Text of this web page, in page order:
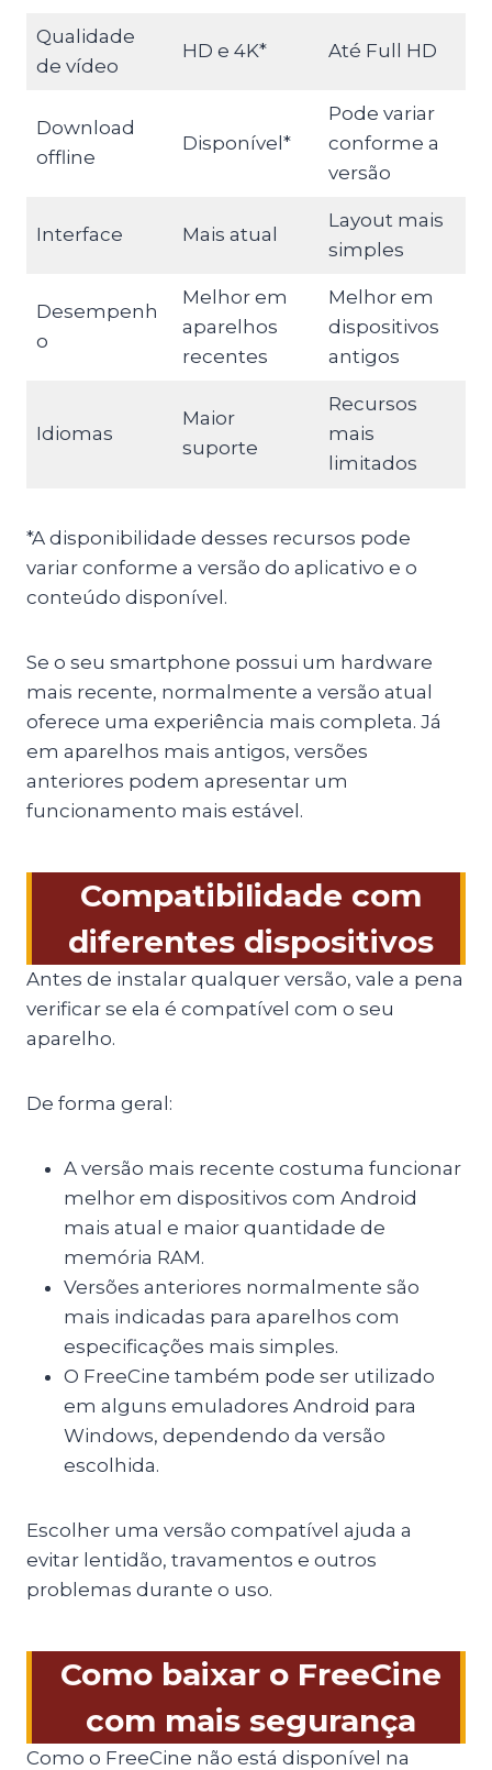
Qualidade
de vídeo
HD e 4K* Até Full HD
Download
offline
Disponível*
Pode variar
conforme a
versão
Interface Mais atual
Layout mais
simples
Desempenh
o
Melhor em
aparelhos
recentes
Melhor em
dispositivos
antigos
Idiomas
Maior
suporte
Recursos
mais
limitados
*A disponibilidade desses recursos pode
variar conforme a versão do aplicativo e o
conteúdo disponível.
Se o seu smartphone possui um hardware
mais recente, normalmente a versão atual
oferece uma experiência mais completa. Já
em aparelhos mais antigos, versões
anteriores podem apresentar um
funcionamento mais estável.
Compatibilidade com
diferentes dispositivos
Antes de instalar qualquer versão, vale a pena
verificar se ela é compatível com o seu
aparelho.
De forma geral:
A versão mais recente costuma funcionar
melhor em dispositivos com Android
mais atual e maior quantidade de
memória RAM.
Versões anteriores normalmente são
mais indicadas para aparelhos com
especificações mais simples.
O FreeCine também pode ser utilizado
em alguns emuladores Android para
Windows, dependendo da versão
escolhida.
Escolher uma versão compatível ajuda a
evitar lentidão, travamentos e outros
problemas durante o uso.
Como baixar o FreeCine
com mais segurança
Como o FreeCine não está disponível na